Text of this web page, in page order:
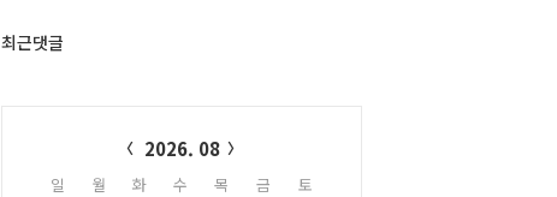
과
최근댓글
2026. 08
일 월 화 수 목 금
토